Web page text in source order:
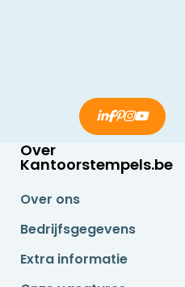
Over
Kantoorstempels.be
Over ons
Bedrijfsgegevens
Extra informatie